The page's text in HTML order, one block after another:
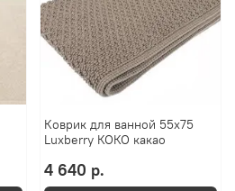
Коврик для ванной 55х75
Luxberry КОКО какао
4 640 р.